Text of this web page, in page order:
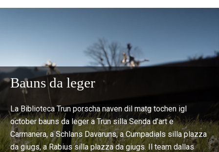
Bauns da leger
La Biblioteca Trun porscha naven dil matg tochen igl
october bauns da leger a Trun silla Senda d’art e
Carmanera, a Schlans Davaruns, a Cumpadials silla plazza
da giugs, a Rabius silla plazza da giugs. Il team dallas